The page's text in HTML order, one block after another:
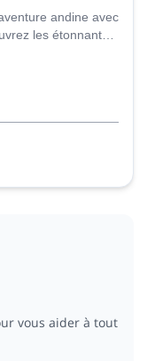
andine avec
les étonnants
vous aider à tout